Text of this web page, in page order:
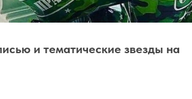
и тематические звезды на